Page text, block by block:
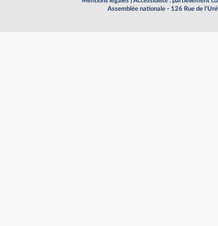
Assemblée nationale - 126 Rue de